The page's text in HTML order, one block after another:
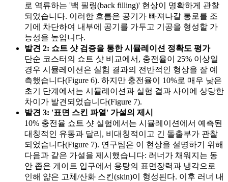
로 역류하는 '백 필링(back filling)' 현상이 명확하게 관찰
되었습니다. 이러한 흐름은 공기가 빠져나갈 통로를 조
기에 차단하여 내부에 공기를 가두고 기공을 형성할 가
능성을 높입니다.
발견 2: 쇼트 샷 검증을 통한 시뮬레이션 정확도 평가
단순 코스터의 쇼트 샷 비교에서, 충전율이 25% 이상일
경우 시뮬레이션은 실험 결과의 전반적인 형상을 잘 예
측했습니다(Figure 6). 하지만 충전율이 10%로 매우 낮은
초기 단계에서는 시뮬레이션과 실험 결과 사이에 상당한
차이가 발견되었습니다(Figure 7).
발견 3: '표면 스킨 파열' 가설의 제시
10% 충전율 쇼트 샷 실험에서는 시뮬레이션에서 예측된
대칭적인 유동과 달리, 비대칭적이고 긴 돌출부가 관찰
되었습니다(Figure 7). 연구팀은 이 현상을 설명하기 위해
다음과 같은 가설을 제시했습니다: 러너가 채워지는 동
안 좁은 게이트 입구에서 용탕의 표면장력과 냉각으로
인해 얇은 고체/산화 스킨(skin)이 형성된다. 이후 러너 내